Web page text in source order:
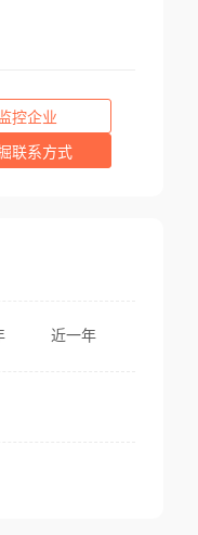
控企业
联系方式
近一年